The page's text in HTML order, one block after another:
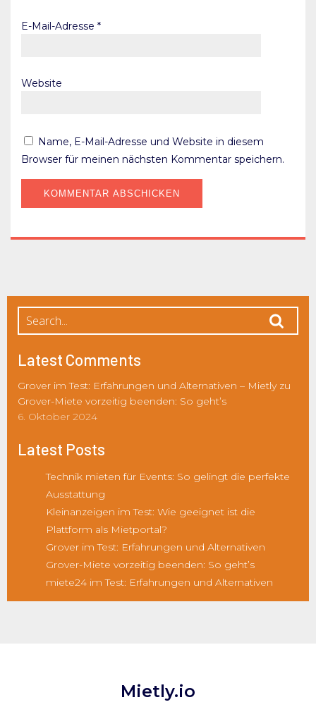
E-Mail-Adresse *
Website
Name, E-Mail-Adresse und Website in diesem
Browser für meinen nächsten Kommentar speichern.
Latest Comments
Grover im Test: Erfahrungen und Alternativen – Mietlyzu
Grover-Miete vorzeitig beenden: So geht’s
6. Oktober 2024
Latest Posts
Technik mieten für Events: So gelingt die perfekte
Ausstattung
Kleinanzeigen im Test: Wie geeignet ist die
Plattform als Mietportal?
Grover im Test: Erfahrungen und Alternativen
Grover-Miete vorzeitig beenden: So geht’s
miete24 im Test: Erfahrungen und Alternativen
Mietly.io